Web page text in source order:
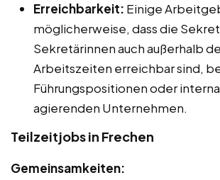
Erreichbarkeit: Einige
möglicherweise, dass die
Sekretärinnen auch außerhalb
Arbeitszeiten erreichbar sind,
Führungspositionen oder
agierenden Unternehmen.
Teilzeitjobs in Frechen
Gemeinsamkeiten: